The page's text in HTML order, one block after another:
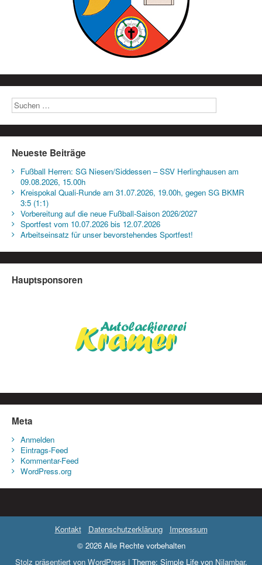
Neueste Beiträge
Fußball Herren: SG Niesen/Siddessen – SSV Herlinghausen am
09.08.2026, 15.00h
Kreispokal Quali-Runde am 31.07.2026, 19.00h, gegen SG BKMR
3:5 (1:1)
Vorbereitung auf die neue Fußball-Saison 2026/2027
Sportfest vom 10.07.2026 bis 12.07.2026
Arbeitseinsatz für unser bevorstehendes Sportfest!
Hauptsponsoren
Meta
Anmelden
Eintrags-Feed
Kommentar-Feed
WordPress.org
Kontakt Datenschutzerklärung
Impressum
© 2026 Alle Rechte vorbehalten
Stolz präsentiert von WordPress | Theme: Simple Life von Nilambar.